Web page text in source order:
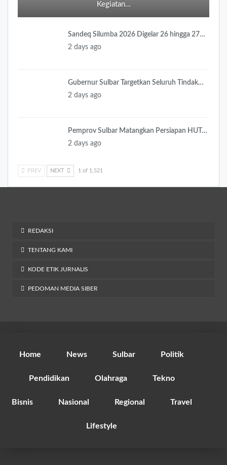
Kegiatan…
Sandeq Silumba 2026 Digelar 26 hingga 27…
2 days ago
Gubernur Sulbar Targetkan Seluruh Tindak…
2 days ago
Pemprov Sulbar Matangkan Persiapan HUT…
2 days ago
PREV NEXT 1 of 1,521
REDAKSI
TENTANG KAMI
KODE ETIK JURNALIS
PEDOMAN MEDIA SIBER
Home News Sulbar Politik
Pendidikan Olahraga Tekno
Bisnis Nasional Regional Travel
Lifestyle